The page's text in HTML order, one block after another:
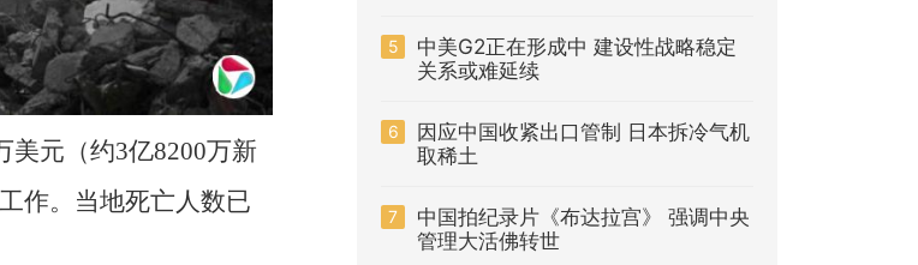
美元（约3亿8200万新
作。当地死亡人数已
5
中美G2正在形成中 建设性战略稳定
关系或难延续
6
因应中国收紧出口管制 日本拆冷气机
取稀土
7
中国拍纪录片《布达拉宫》 强调中央
管理大活佛转世